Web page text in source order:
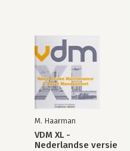
M. Haarman
VDM XL -
Nederlandse versie